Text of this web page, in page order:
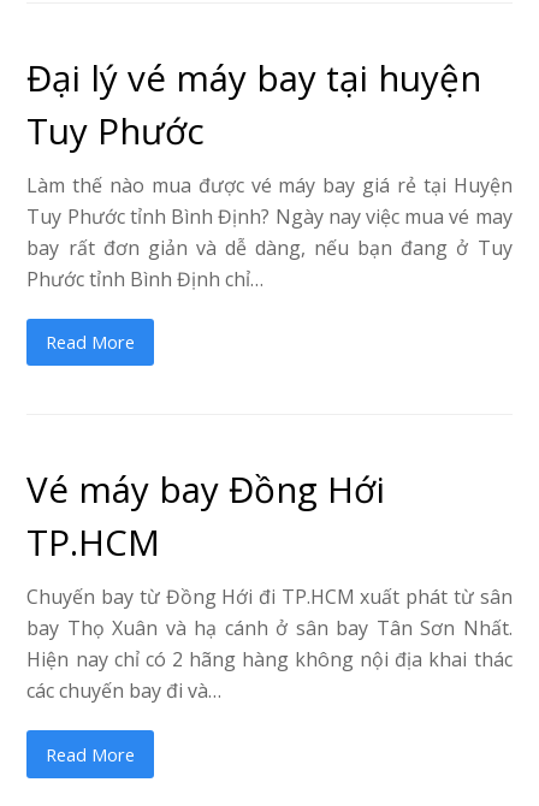
Đại lý vé máy bay tại huyện
Tuy Phước
Làm thế nào mua được vé máy bay giá rẻ tại Huyện
Tuy Phước tỉnh Bình Định? Ngày nay việc mua vé may
bay rất đơn giản và dễ dàng, nếu bạn đang ở Tuy
Phước tỉnh Bình Định chỉ…
Read More
Vé máy bay Đồng Hới
TP.HCM
Chuyến bay từ Đồng Hới đi TP.HCM xuất phát từ sân
bay Thọ Xuân và hạ cánh ở sân bay Tân Sơn Nhất.
Hiện nay chỉ có 2 hãng hàng không nội địa khai thác
các chuyến bay đi và…
Read More